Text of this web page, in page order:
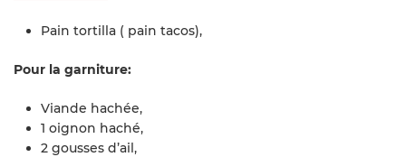
Pain tortilla ( pain tacos),
Pour la garniture:
Viande hachée,
1 oignon haché,
2 gousses d’ail,